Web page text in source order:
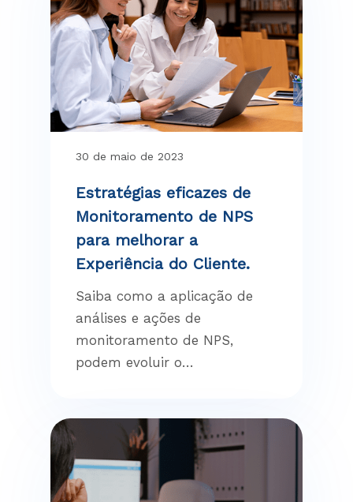
30 de maio de 2023
Estratégias eficazes de
Monitoramento de NPS
para melhorar a
Experiência do Cliente.
Saiba como a aplicação de
análises e ações de
monitoramento de NPS,
podem evoluir o…